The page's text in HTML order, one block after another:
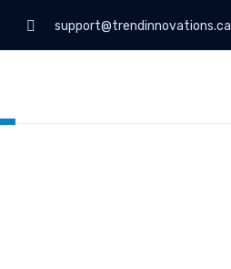
support@trendinnovations.ca